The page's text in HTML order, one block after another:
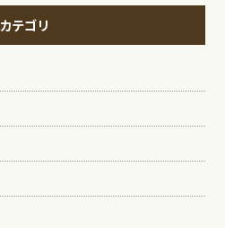
カテゴリ